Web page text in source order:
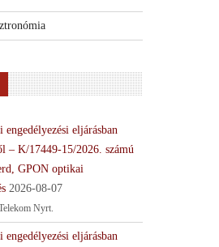
engedélyezési eljárásban
– K/17449-15/2026. számú
GPON optikai
2026-08-07
Nyrt.
engedélyezési eljárásban